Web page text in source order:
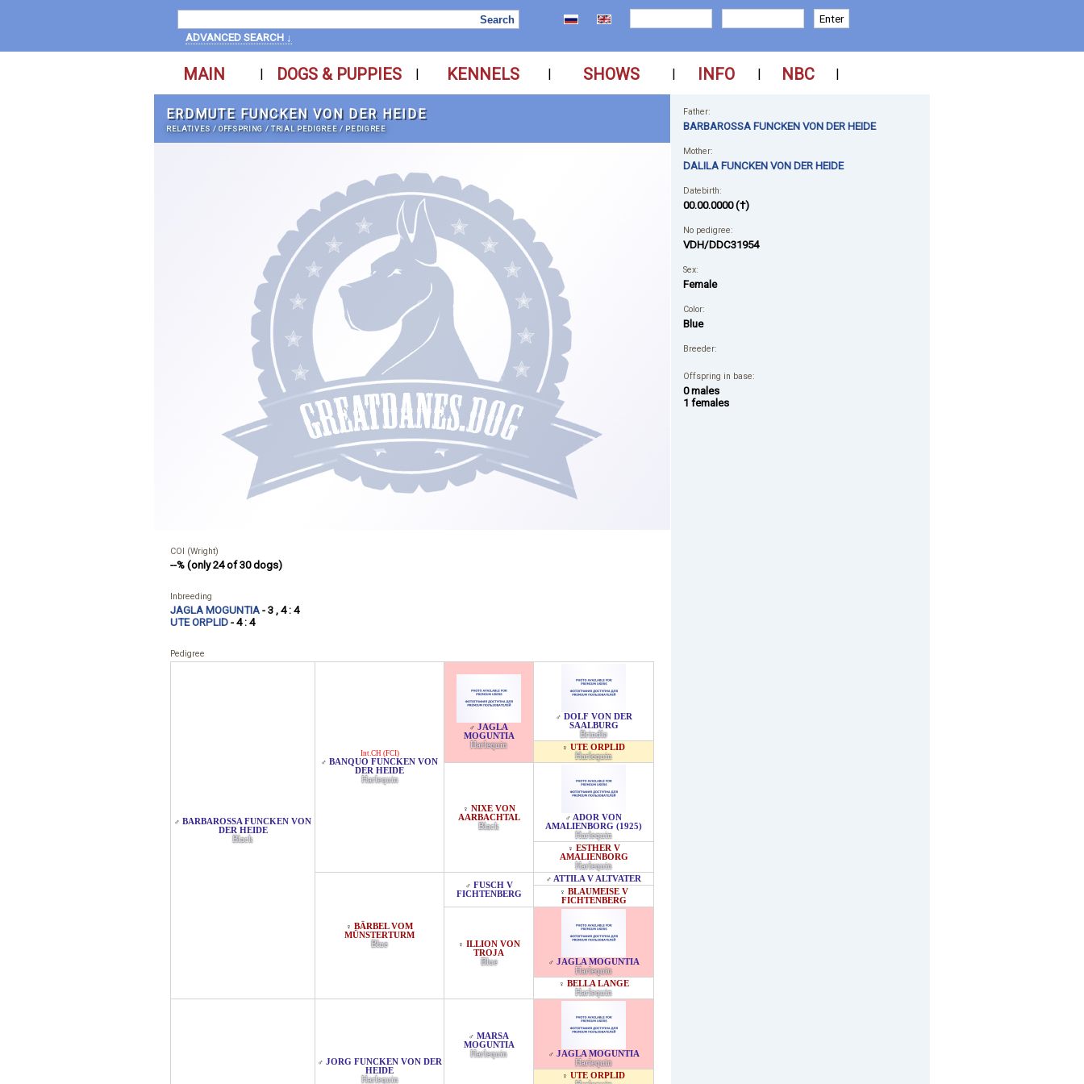
ADVANCED SEARCH ↓
MAIN | DOGS & PUPPIES | KENNELS | SHOWS | INFO | NBC |
ERDMUTE FUNCKEN VON DER HEIDE
RELATIVES /OFFSPRING /TRIAL PEDIGREE / PEDIGREE
COI (Wright)
--% (only 24 of 30 dogs)
Inbreeding
JAGLA MOGUNTIA - 3 , 4 : 4
UTE ORPLID - 4 : 4
Pedigree
♂ BARBAROSSA FUNCKEN VON
DER HEIDE
Black
Int.CH (FCI)
♂ BANQUO FUNCKEN VON
DER HEIDE
Harlequin
♂ JAGLA
MOGUNTIA
Harlequin
♂ DOLF VON DER
SAALBURG
Brindle
♀ UTE ORPLID
Harlequin
♀ NIXE VON
AARBACHTAL
Black
♂ ADOR VON
AMALIENBORG (1925)
Harlequin
♀ ESTHER V
AMALIENBORG
Harlequin
♀ BÄRBEL VOM
MÜNSTERTURM
Blue
♂ FUSCH V
FICHTENBERG
♂ ATTILA V ALTVATER
♀ BLAUMEISE V
FICHTENBERG
♀ ILLION VON
TROJA
Blue
♂ JAGLA MOGUNTIA
Harlequin
♀ BELLA LANGE
Harlequin
♂ JORG FUNCKEN VON DER
HEIDE
Harlequin
♂ MARSA
MOGUNTIA
Harlequin
♂ JAGLA MOGUNTIA
Harlequin
♀ UTE ORPLID
Father:
BARBAROSSA FUNCKEN VON DER HEIDE
Mother:
DALILA FUNCKEN VON DER HEIDE
Datebirth:
00.00.0000 (†)
No pedigree:
VDH/DDC31954
Sex:
Female
Color:
Blue
Breeder:
Offspring in base:
0 males
1 females